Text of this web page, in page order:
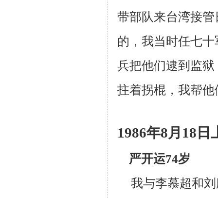
带部队来台湾接
的，我当时任七
兵把他们逮到监
拄着拐棍，我帮
1986年8月 18 日
严开运74岁
我与李慕超和